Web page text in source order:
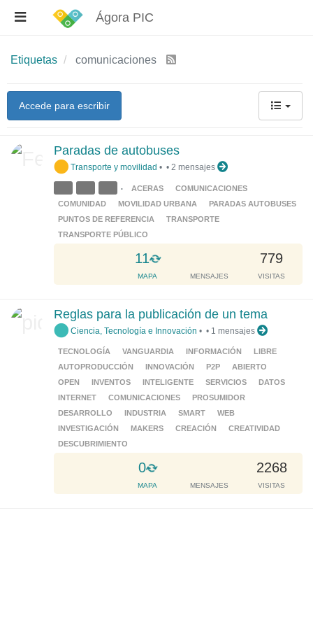
Ágora PIC
Etiquetas comunicaciones
Accede para escribir
Paradas de autobuses
Transporte y movilidad •
• ACERAS
COMUNICACIONES
COMUNIDAD
MOVILIDAD URBANA
PARADAS AUTOBUSES
PUNTOS DE REFERENCIA
TRANSPORTE
TRANSPORTE PÚBLICO
11
L
a
i
n
g
.
.
.
MAPA MENSAJES
779
VISITAS
• 2 mensajes
Reglas para la publicación de un tema
Ciencia, Tecnología e Innovación •
TECNOLOGÍA VANGUARDIA INFORMACIÓN
LIBRE
AUTOPRODUCCIÓN
INNOVACIÓN P2P
ABIERTO
OPEN
INVENTOS INTELIGENTE SERVICIOS
DATOS
INTERNET
COMUNICACIONES
PROSUMIDOR
DESARROLLO
INDUSTRIA SMART
WEB
INVESTIGACIÓN
MAKERS CREACIÓN
CREATIVIDAD
DESCUBRIMIENTO
0
L
o
a
MAPA MENSAJES
2268
VISITAS
• 1 mensajes